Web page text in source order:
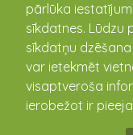
pārlūka
sīkdatnes. Lūdzu
sīkdatņu
var ietekmēt
visaptveroša
ierobežot ir
7. februārī plkst.
spēlēs
Lauksaimniecības